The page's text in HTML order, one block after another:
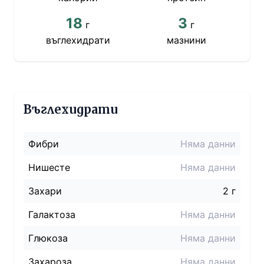
18 г
въглехидрати
3 г
мазнини
Въглехидрати
Фибри
Няма данни
Нишесте
Няма данни
Захари
2 г
Галактоза
Няма данни
Глюкоза
Няма данни
Захароза
Няма данни